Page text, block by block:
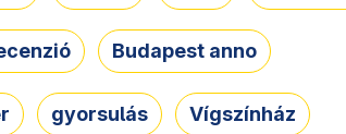
Budapest anno
gyorsulás Vígszínház